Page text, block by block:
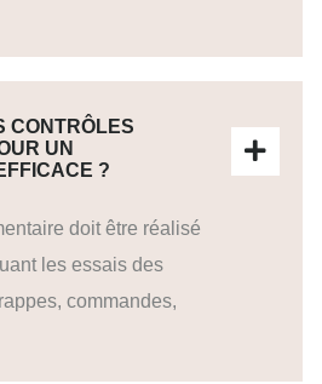
CONTRÔLES
UN
?
doit être réalisé
les essais des
commandes,